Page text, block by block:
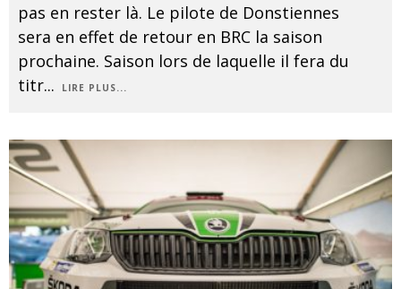
pas en rester là. Le pilote de Donstiennes
sera en effet de retour en BRC la saison
prochaine. Saison lors de laquelle il fera du
titr... LIRE PLUS...